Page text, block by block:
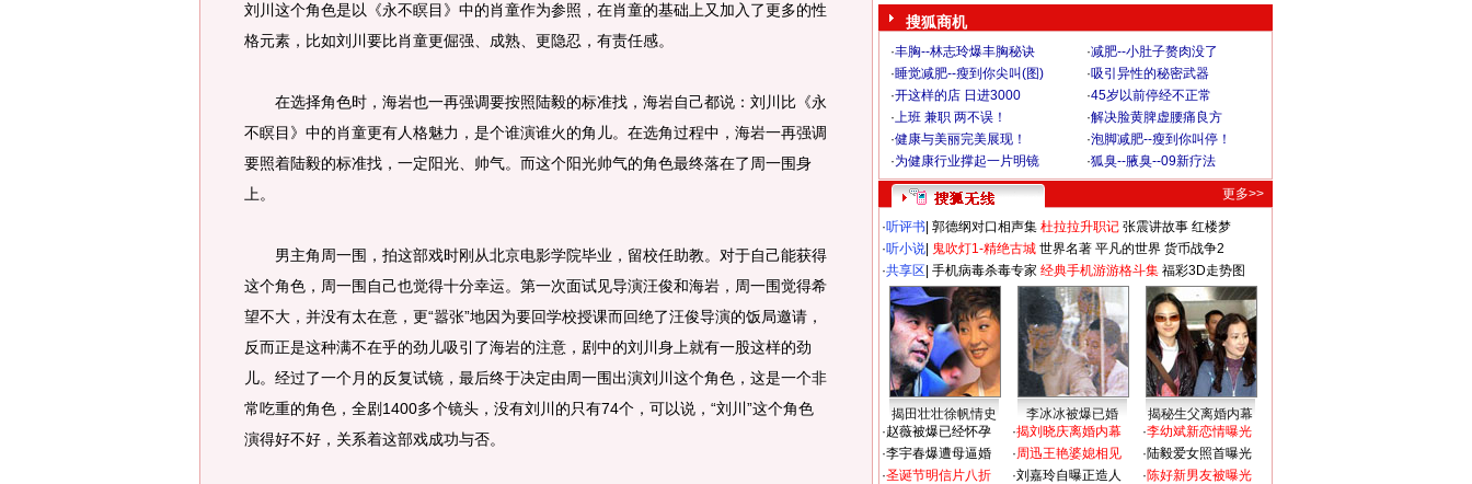
刘川这个角色是以《永不瞑目》中的肖童作为参照，在肖童的基础上又加入了更多的性
格元素，比如刘川要比肖童更倔强、成熟、更隐忍，有责任感。
在选择角色时，海岩也一再强调要按照陆毅的标准找，海岩自己都说：刘川比《永
不瞑目》中的肖童更有人格魅力，是个谁演谁火的角儿。在选角过程中，海岩一再强调
要照着陆毅的标准找，一定阳光、帅气。而这个阳光帅气的角色最终落在了周一围身
上。
男主角周一围，拍这部戏时刚从北京电影学院毕业，留校任助教。对于自己能获得
这个角色，周一围自己也觉得十分幸运。第一次面试见导演汪俊和海岩，周一围觉得希
望不大，并没有太在意，更“嚣张”地因为要回学校授课而回绝了汪俊导演的饭局邀请，
反而正是这种满不在乎的劲儿吸引了海岩的注意，剧中的刘川身上就有一股这样的劲
儿。经过了一个月的反复试镜，最后终于决定由周一围出演刘川这个角色，这是一个非
常吃重的角色，全剧1400多个镜头，没有刘川的只有74个，可以说，“刘川”这个角色
演得好不好，关系着这部戏成功与否。
搜狐商机
·丰胸--林志玲爆丰胸秘诀 ·减肥--小肚子赘肉没了
·睡觉减肥--瘦到你尖叫(图) ·吸引异性的秘密武器
·开这样的店 日进3000 ·45岁以前停经不正常
·上班 兼职 两不误！ ·解决脸黄脾虚腰痛良方
·健康与美丽完美展现！ ·泡脚减肥--瘦到你叫停！
·为健康行业撑起一片明镜 ·狐臭--腋臭--09新疗法
更多>>
·听评书 郭德纲对口相声集 杜拉拉升职记 张震讲故事 红楼梦
·听小说 鬼吹灯1-精绝古城 世界名著 平凡的世界 货币战争2
·共享区 手机病毒杀毒专家 经典手机游游格斗集 福彩3D走势图
揭田壮壮徐帆情史 李冰冰被爆已婚
揭秘生父离婚内幕
·赵薇被爆已经怀孕
·李宇春爆遭母逼婚
·圣诞节明信片八折
·揭刘晓庆离婚内幕
·周迅王艳婆媳相见
·刘嘉玲自曝正造人
·李幼斌新恋情曝光
·陆毅爱女照首曝光
·陈好新男友被曝光